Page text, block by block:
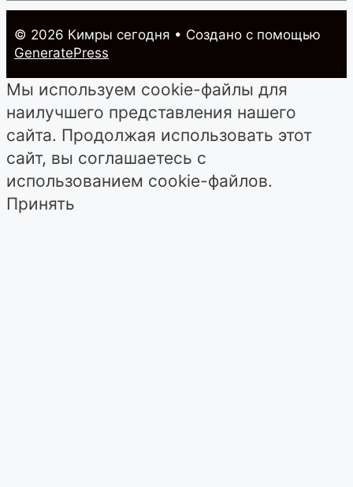
© 2026 Кимры cегодня • Создано с помощью
GeneratePress
Мы используем cookie-файлы для
наилучшего представления нашего
сайта. Продолжая использовать этот
сайт, вы соглашаетесь с
использованием cookie-файлов.
Принять